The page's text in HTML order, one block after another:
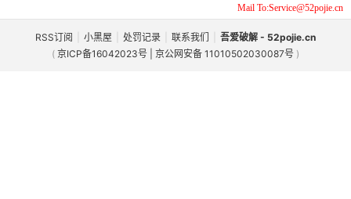
Mail To:Service@52pojie.cn
RSS订阅 小黑屋 处罚记录 联系我们
吾爱破解 - 52pojie.cn
( 京ICP备16042023号 | 京公网安备 11010502030087号 )